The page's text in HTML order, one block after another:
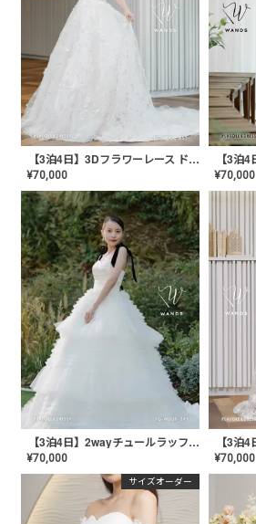
【3泊4日】3Dフラワーレース ドレス〈PD-WDOR-331〉
¥70,000 ¥70,000
【3泊4日】2wayチュールラッフルドレス〈PD-WDOR-341RTL〉
¥70,000 ¥70,000
サイズオーダー